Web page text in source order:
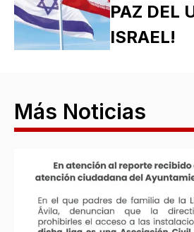
PAZ DEL
ISRAEL!
Más Noticias